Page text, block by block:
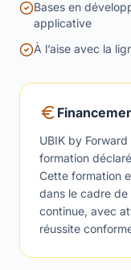
Bases en
applicative
À l’aise avec la
UBIK by
formation
Cette formation
dans le cadre de
continue, avec
réussite